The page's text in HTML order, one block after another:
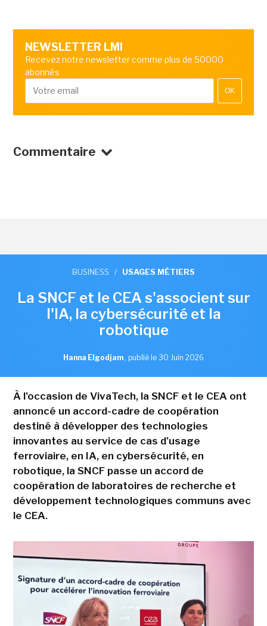
NEWSLETTER LMI
Recevez notre newsletter comme plus de 50000
abonnés
OK
Commentaire
BUSINESS / USAGES MÉTIERS
La SNCF et le CEA s'associent sur
l'IA, la cybersécurité et la
robotique
Hanna Elgodjam , publié le 30 Juin 2026
À l'occasion de VivaTech, la SNCF et le CEA ont
annoncé un accord-cadre de coopération
destiné à développer des technologies
innovantes au service de cas d'usage
ferroviaire, en IA, en cybersécurité, en
robotique, la SNCF passe un accord de
coopération de laboratoires de recherche et
développement technologiques communs avec
le CEA.